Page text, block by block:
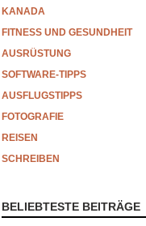
KANADA
FITNESS UND GESUNDHEIT
AUSRÜSTUNG
SOFTWARE-TIPPS
AUSFLUGSTIPPS
FOTOGRAFIE
REISEN
SCHREIBEN
BELIEBTESTE BEITRÄGE